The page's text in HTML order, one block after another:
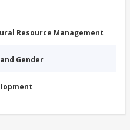
Resource Management
Gender